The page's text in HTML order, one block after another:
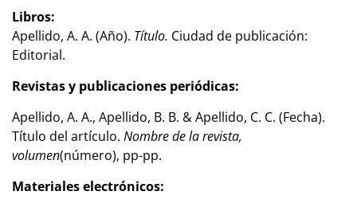
Libros:
Apellido, A. A. (Año). Título. Ciudad de publicación:
Editorial.
Revistas y publicaciones periódicas:
Apellido, A. A., Apellido, B. B. & Apellido, C. C. (Fecha).
Título del artículo. Nombre de la revista,
volumen(número), pp-pp.
Materiales electrónicos: